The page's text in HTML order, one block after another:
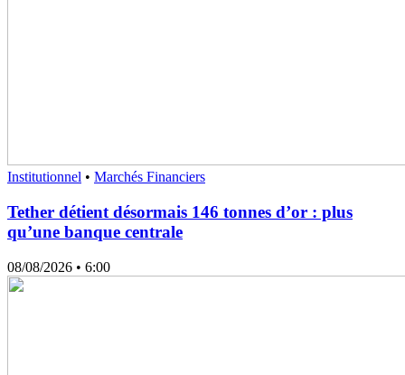
Institutionnel • Marchés Financiers
Tether détient désormais 146 tonnes d’or : plus
qu’une banque centrale
08/08/2026 • 6:00